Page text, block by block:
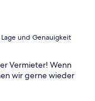
und Genauigkeit
Vermieter! Wenn
wir gerne wieder